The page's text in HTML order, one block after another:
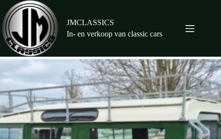
naar
de
inhoud
JMCLASSICS
In- en verkoop van classic cars